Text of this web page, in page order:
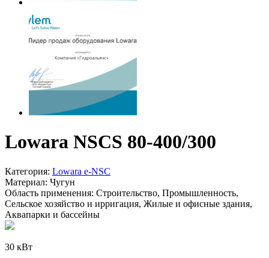
Lowara NSCS 80-400/300
Категория: Lowara e-NSC
Материал: Чугун
Область применения: Строительство, Промышленность,
Сельское хозяйство и ирригация, Жилые и офисные здания,
Аквапарки и бассейны
30 кВт